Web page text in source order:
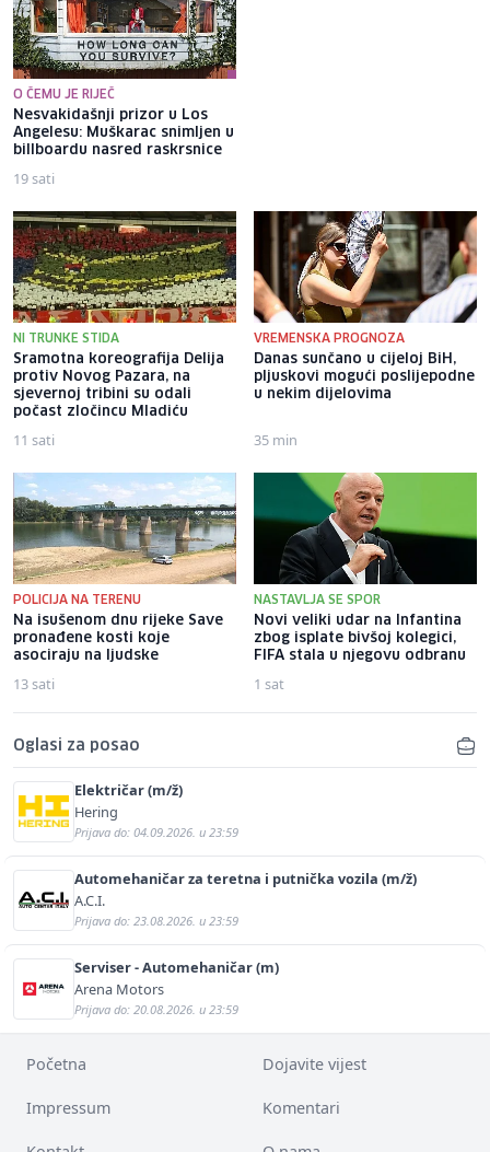
O ČEMU JE RIJEČ
Nesvakidašnji prizor u Los
Angelesu: Muškarac snimljen u
billboardu nasred raskrsnice
19 sati
NI TRUNKE STIDA
Sramotna koreografija Delija
protiv Novog Pazara, na
sjevernoj tribini su odali
počast zločincu Mladiću
11 sati
VREMENSKA PROGNOZA
Danas sunčano u cijeloj BiH,
pljuskovi mogući poslijepodne
u nekim dijelovima
35 min
POLICIJA NA TERENU
Na isušenom dnu rijeke Save
pronađene kosti koje
asociraju na ljudske
13 sati
NASTAVLJA SE SPOR
Novi veliki udar na Infantina
zbog isplate bivšoj kolegici,
FIFA stala u njegovu odbranu
1 sat
Oglasi za posao
Električar (m/ž)
Hering
Prijava do: 04.09.2026. u 23:59
Automehaničar za teretna i putnička vozila (m/ž)
A.C.I.
Prijava do: 23.08.2026. u 23:59
Serviser - Automehaničar (m)
Arena Motors
Prijava do: 20.08.2026. u 23:59
Početna Dojavite vijest
Impressum Komentari